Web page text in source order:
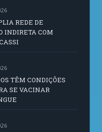
REDE DE
INDIRETA COM
TÊM CONDIÇÕES
SE VACINAR